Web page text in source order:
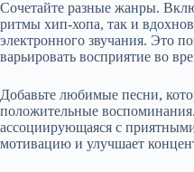
Сочетайте разные жанры.
ритмы хип-хопа, так и
электронного звучания. Это
варьировать восприятие во
Добавьте любимые песни,
положительные
ассоциирующаяся с
мотивацию и улучшает